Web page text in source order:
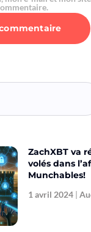
ZachXBT va
volés dans
Munchables!
1 avril 2024